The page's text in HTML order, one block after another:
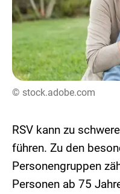
© stock.adobe.com
RSV kann zu
führen. Zu den
Personengruppen
Personen ab 75